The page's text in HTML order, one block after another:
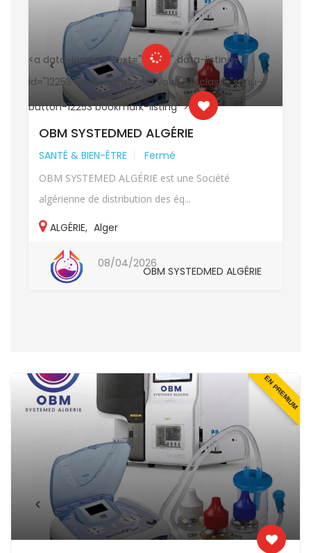
<a data-loading-text="
" data-listing-
id="12253" href="javascript:void(0)" class="sonu-
button-12253 bookmark-listing ">
OBM SYSTEDMED ALGÉRIE
SANTÉ & BIEN-ÊTRE Fermé
OBM SYSTEMED ALGÉRIE est une Société
algérienne de distribution des éq...
ALGÉRIE, Alger
OBM SYSTEDMED ALGÉRIE
08/04/2026
EN PREMIUM